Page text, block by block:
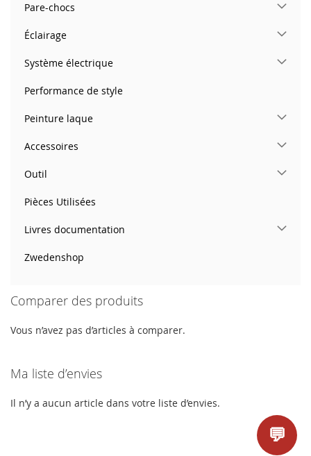
Pare-chocs
Éclairage
Système électrique
Performance de style
Peinture laque
Accessoires
Outil
Pièces Utilisées
Livres documentation
Zwedenshop
Comparer des produits
Vous n’avez pas d’articles à comparer.
Ma liste d’envies
Il n’y a aucun article dans votre liste d’envies.
💬